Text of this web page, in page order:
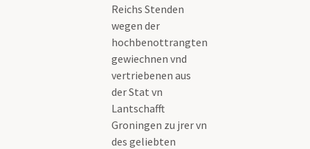
Reichs Stenden
wegen der
hochbenottrangten
gewiechnen vnd
vertriebenen aus
der Stat vn
Lantschafft
Groningen zu jrer vn
des geliebten